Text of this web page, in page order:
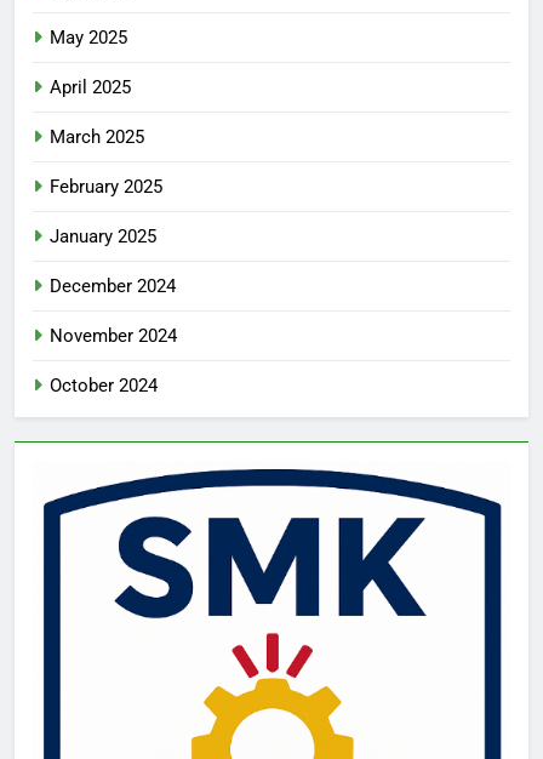
May 2025
April 2025
March 2025
February 2025
January 2025
December 2024
November 2024
October 2024